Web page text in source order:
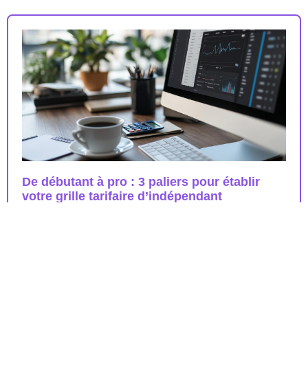
De débutant à pro : 3 paliers pour établir
votre grille tarifaire d’indépendant